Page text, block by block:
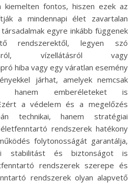
kiemelten fontos, hiszen ezek az
a mindennapi élet zavartalan
egyre inkább függenek
rendszerektől, legyen szó
vízellátásról vagy
hiba vagy egy váratlan esemény
járhat, amelyek nemcsak
hanem emberéleteket is
a védelem és a megelőzés
technikai, hanem stratégiai
rendszerek hatékony
folytonosságát garantálja,
stabilitást és biztonságot is
rendszerek szerepe és
rendszerek olyan alapvető